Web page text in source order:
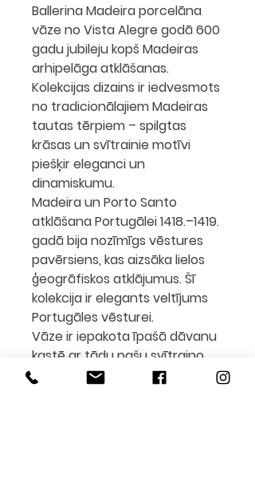
Ballerina Madeira porcelāna
vāze no Vista Alegre godā 600
gadu jubileju kopš Madeiras
arhipelāga atklāšanas.
Kolekcijas dizains ir iedvesmots
no tradicionālajiem Madeiras
tautas tērpiem – spilgtas
krāsas un svītrainie motīvi
piešķir eleganci un
dinamiskumu.
Madeira un Porto Santo
atklāšana Portugālei 1418.–1419.
gadā bija nozīmīgs vēstures
pavērsiens, kas aizsāka lielos
ģeogrāfiskos atklājumus. Šī
kolekcija ir elegants veltījums
Portugāles vēsturei.
Vāze ir iepakota īpašā dāvanu
kastē ar tādu pašu svītraino
dizainu kā vāze pati, padarot